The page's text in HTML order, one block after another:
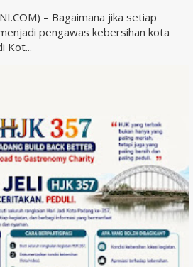
– Bagaimana jika setiap
pengawas kebersihan kota
Kot...